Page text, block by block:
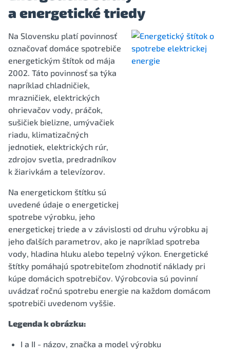
a energetické triedy
Na Slovensku platí povinnosť
označovať domáce spotrebiče
energetickým štítok od mája
2002. Táto povinnosť sa týka
napríklad chladničiek,
mrazničiek, elektrických
ohrievačov vody, práčok,
sušičiek bielizne, umývačiek
riadu, klimatizačných
jednotiek, elektrických rúr,
zdrojov svetla, predradníkov
k žiarivkám a televízorov.
Na energetickom štítku sú
uvedené údaje o energetickej
spotrebe výrobku, jeho
energetickej triede a v závislosti od druhu výrobku aj
jeho ďalších parametrov, ako je napríklad spotreba
vody, hladina hluku alebo tepelný výkon. Energetické
štítky pomáhajú spotrebiteľom zhodnotiť náklady pri
kúpe domácich spotrebičov. Výrobcovia sú povinní
uvádzať ročnú spotrebu energie na každom domácom
spotrebiči uvedenom vyššie.
Legenda k obrázku:
I a II - názov, značka a model výrobku